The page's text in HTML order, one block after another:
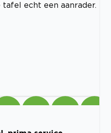
echt een aanrader.